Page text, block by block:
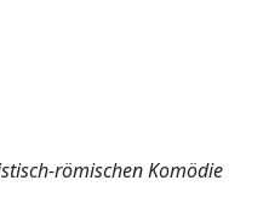
römischen Komödie